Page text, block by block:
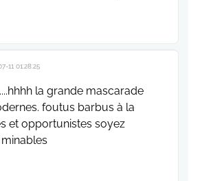
11 01:28:25
la grande mascarade
foutus barbus à la
et opportunistes soyez